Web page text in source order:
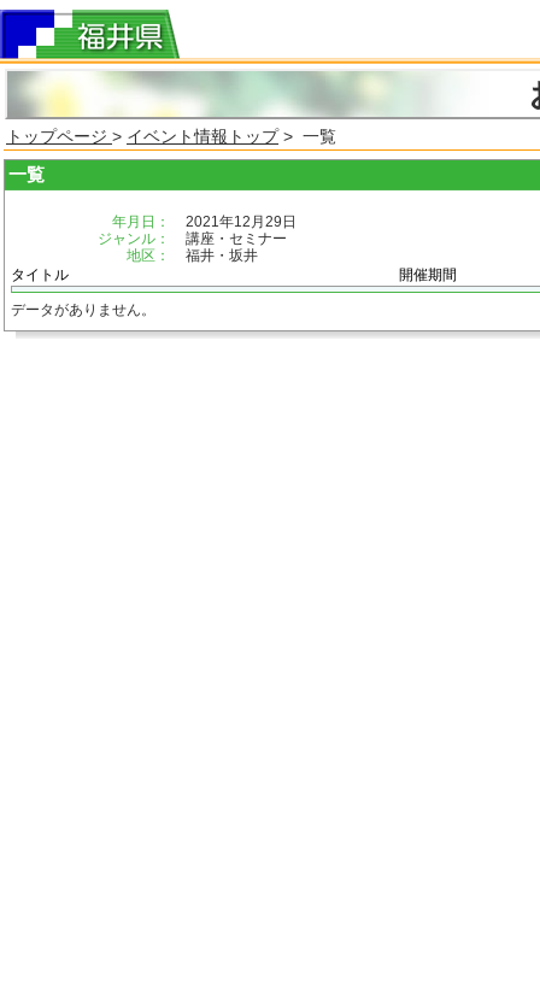
トップページ > イベント情報トップ> 一覧
一覧
年月日：
2021年12月29日
ジャンル：
講座・セミナー
地区：
福井・坂井
タイトル
開催期間
データがありません。